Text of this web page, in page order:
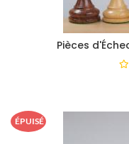
Pièces
ÉPUISÉ